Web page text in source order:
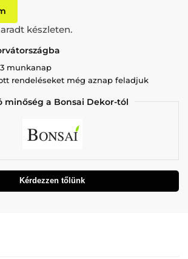
készleten.
munkanap
rendeléseket még aznap feladjuk
minőség a Bonsai Dekor-tól
Kérdezzen tőlünk